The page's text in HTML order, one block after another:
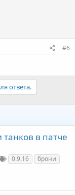
#6
ответа.
в патче
0.9.16
брони